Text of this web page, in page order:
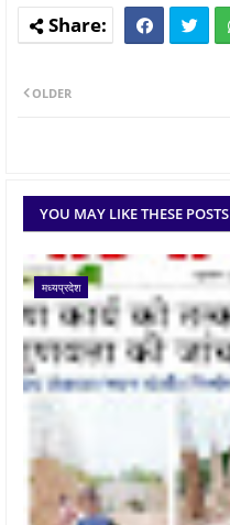
OLDER
YOU MAY LIKE THESE POSTS
मध्यप्रदेश